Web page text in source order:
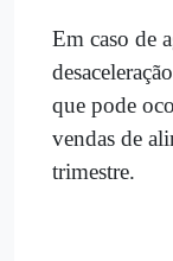
Em caso de
que pode
vendas de
trimestre.